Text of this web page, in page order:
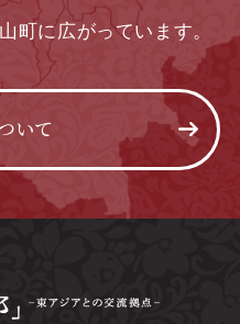
町に広がっています。
いて